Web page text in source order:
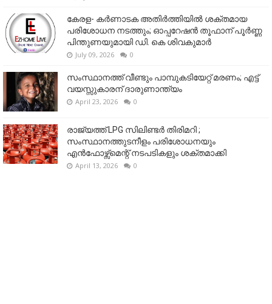
കേരള- കർണാടക അതിർത്തിയിൽ ശക്തമായ
പരിശോധന നടത്തും; ഓപ്പറേഷൻ തൂഫാന് പൂർണ്ണ
പിന്തുണയുമായി ഡി. കെ ശിവകുമാർ
July 09, 2026 0
സംസ്ഥാനത്ത് വീണ്ടും പാമ്പുകടിയേറ്റ് മരണം; എട്ട്
വയസ്സുകാരന് ദാരുണാന്ത്യം
April 23, 2026 0
രാജ്യത്ത് LPG സിലിണ്ടർ തിരിമറി ;
സംസ്ഥാനത്തുടനീളം പരിശോധനയും
എൻഫോഴ്സ്മെന്റ് നടപടികളും ശക്തമാക്കി
April 13, 2026 0